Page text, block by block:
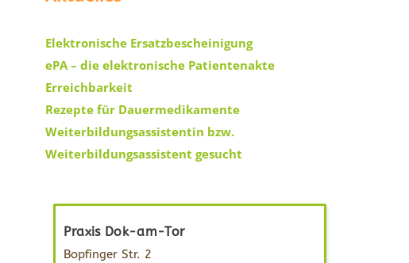
Elektronische Ersatzbescheinigung
ePA – die elektronische Patientenakte
Erreichbarkeit
Rezepte für Dauermedikamente
Weiterbildungsassistentin bzw.
Weiterbildungsassistent gesucht
Praxis Dok-am-Tor
Bopfinger Str. 2